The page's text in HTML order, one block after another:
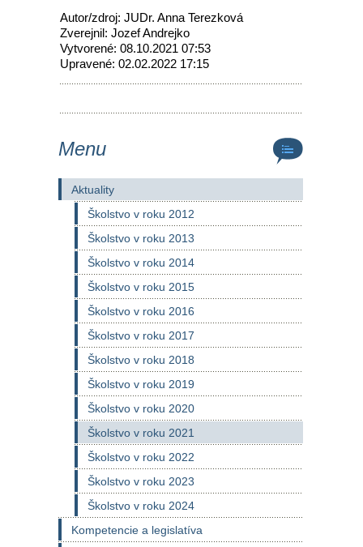
Autor/zdroj: JUDr. Anna Terezková
Zverejnil: Jozef Andrejko
Vytvorené: 08.10.2021 07:53
Upravené: 02.02.2022 17:15
Menu
Aktuality
Školstvo v roku 2012
Školstvo v roku 2013
Školstvo v roku 2014
Školstvo v roku 2015
Školstvo v roku 2016
Školstvo v roku 2017
Školstvo v roku 2018
Školstvo v roku 2019
Školstvo v roku 2020
Školstvo v roku 2021
Školstvo v roku 2022
Školstvo v roku 2023
Školstvo v roku 2024
Kompetencie a legislatíva